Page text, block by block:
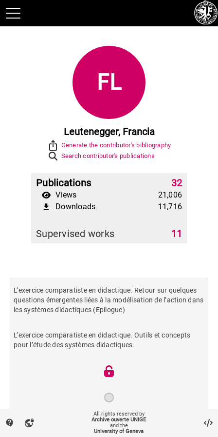
FL
Leutenegger, Francia
ios_share Generate the contributor's bibliography
Search contributor's publications
Publications 32
Views 21,006
file_download Downloads 11,716
Supervised works 11
L’exercice comparatiste en didactique. Retour sur quelques
questions émergentes liées à la modélisation de l’action dans
les systèmes didactiques (Epilogue)
L’exercice comparatiste en didactique. Outils et concepts
pour l’étude des systèmes didactiques.
2023
contact_support vpn_lock
All rights reserved by
Archive ouverte UNIGE
and the
University of Geneva